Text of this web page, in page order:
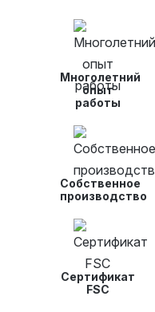
Многолетний
опыт
работы
Собственное
производство
Сертификат
FSC